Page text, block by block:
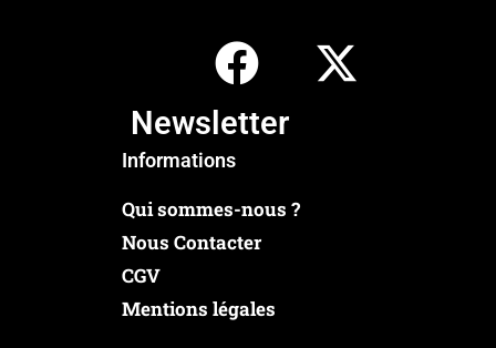
Newsletter
Informations
Qui sommes-nous ?
Nous Contacter
CGV
Mentions légales